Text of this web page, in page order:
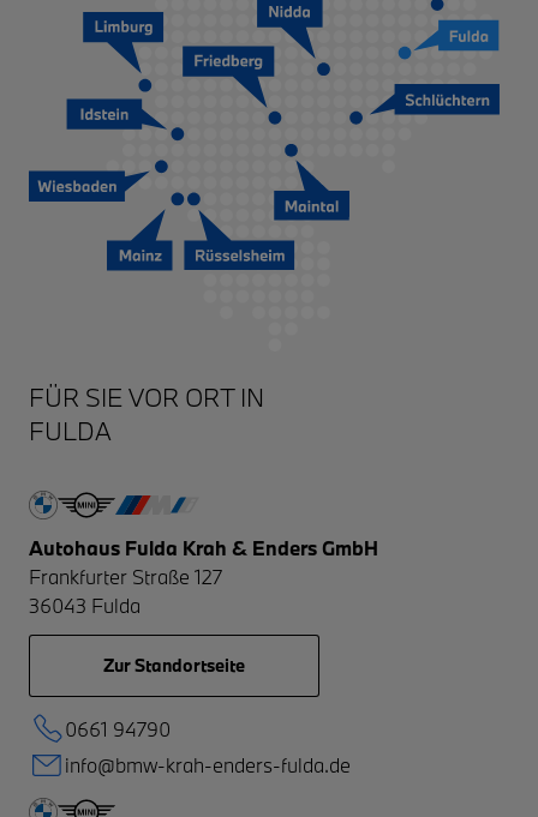
FULDA
Autohaus Fulda Krah & Enders GmbH
Frankfurter Straße 127
36043 Fulda
Zur Standortseite
0661 94790
info@bmw-krah-enders-fulda.de